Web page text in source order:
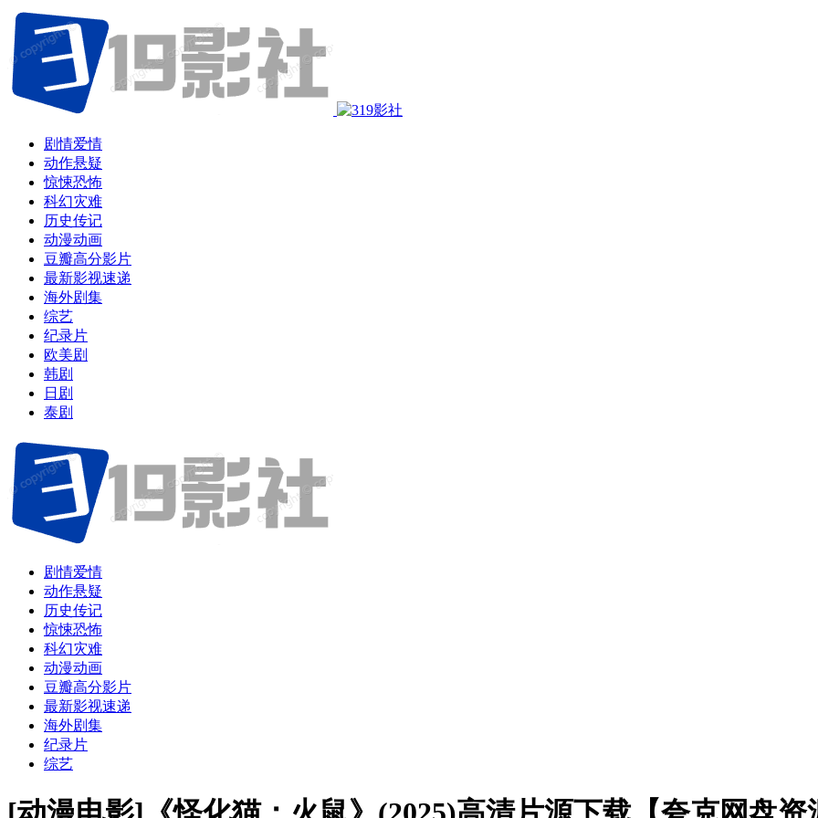
剧情爱情
动作悬疑
惊悚恐怖
科幻灾难
历史传记
动漫动画
豆瓣高分影片
最新影视速递
海外剧集
综艺
纪录片
欧美剧
韩剧
日剧
泰剧
剧情爱情
动作悬疑
历史传记
惊悚恐怖
科幻灾难
动漫动画
豆瓣高分影片
最新影视速递
海外剧集
纪录片
综艺